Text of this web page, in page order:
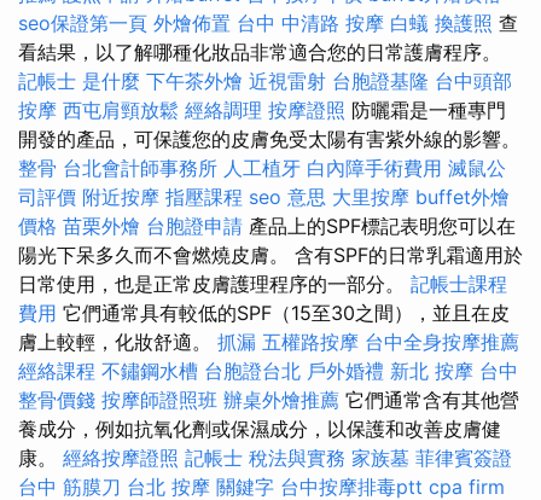
seo保證第一頁 外燴佈置 台中 中清路 按摩 白蟻 換護照 查
看結果，以了解哪種化妝品非常適合您的日常護膚程序。
記帳士 是什麼 下午茶外燴 近視雷射 台胞證基隆 台中頭部
按摩 西屯肩頸放鬆 經絡調理 按摩證照 防曬霜是一種專門
開發的產品，可保護您的皮膚免受太陽有害紫外線的影響。
整骨 台北會計師事務所 人工植牙 白內障手術費用 滅鼠公
司評價 附近按摩 指壓課程 seo 意思 大里按摩 buffet外燴
價格 苗栗外燴 台胞證申請 產品上的SPF標記表明您可以在
陽光下呆多久而不會燃燒皮膚。 含有SPF的日常乳霜適用於
日常使用，也是正常皮膚護理程序的一部分。 記帳士課程
費用 它們通常具有較低的SPF（15至30之間），並且在皮
膚上較輕，化妝舒適。 抓漏 五權路按摩 台中全身按摩推薦
經絡課程 不鏽鋼水槽 台胞證台北 戶外婚禮 新北 按摩 台中
整骨價錢 按摩師證照班 辦桌外燴推薦 它們通常含有其他營
養成分，例如抗氧化劑或保濕成分，以保護和改善皮膚健
康。 經絡按摩證照 記帳士 稅法與實務 家族墓 菲律賓簽證
台中 筋膜刀 台北 按摩 關鍵字 台中按摩排毒ptt cpa firm